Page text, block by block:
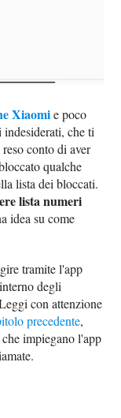
Xiaomie poco
che ti
conto di aver
qualche
lista dei bloccati.
lista numeri
idea su come
tramite l'app
degli
con attenzione
precedente,
impiegano l'app